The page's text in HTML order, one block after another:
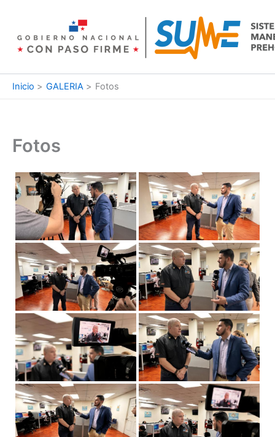
contenido
Inicio GALERIA Fotos
Fotos